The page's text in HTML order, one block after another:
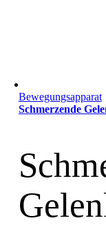
Bewegungsapparat
Schmerzende